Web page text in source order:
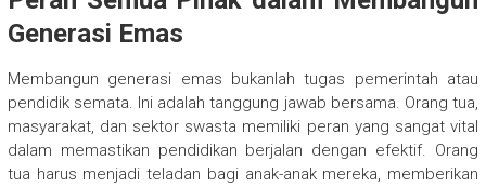
Generasi Emas
Membangun generasi emas bukanlah tugas pemerintah atau
pendidik semata. Ini adalah tanggung jawab bersama. Orang tua,
masyarakat, dan sektor swasta memiliki peran yang sangat vital
dalam memastikan pendidikan berjalan dengan efektif. Orang
tua harus menjadi teladan bagi anak-anak mereka, memberikan